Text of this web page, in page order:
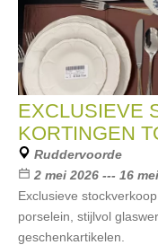
EXCLUSIEVE
KORTINGEN
Ruddervoorde
2 mei 2026 --- 16
Exclusieve
porselein, stijlvol
geschenkartikelen.